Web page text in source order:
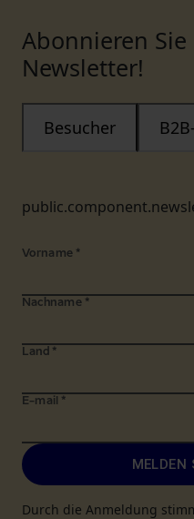
Abonnieren Sie
Newsletter!
Besucher
Vorname *
Nachname *
Land *
E-mail *
MELDEN
Durch die Anmeldung